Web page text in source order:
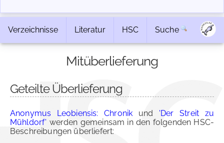
Verzeichnisse Literatur HSC Suche
Mitüberlieferung
Geteilte Überlieferung
Anonymus Leobiensis: Chronik und 'Der Streit zu
Mühldorf' werden gemeinsam in den folgenden HSC-
Beschreibungen überliefert: